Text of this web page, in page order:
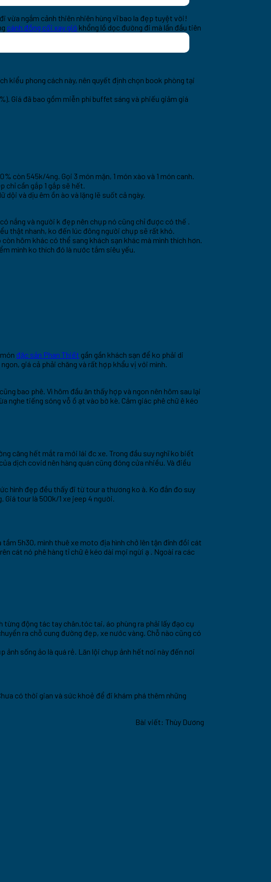
vừa ngắm cảnh thiên nhiên hùng vĩ bao la đẹp tuyệt vời!
cánh đồng cối xay gió khổng lồ dọc đường đi mà lần đầu tiên
kiểu phong cách này, nên quyết định chọn book phòng tại
Giá đã bao gồm miễn phí buffet sáng và phiếu giảm giá
còn 545k/4ng. Gọi 3 món mặn, 1 món xào và 1 món canh.
cần gắp 1 gắp sẽ hết.
và dịu êm ồn ào và lặng lẽ suốt cả ngày.
nắng và người k đẹp nên chụp nó cũng chỉ được có thế .
thật nhanh, ko đến lúc đông người chụp sẽ rất khó.
hôm khác có thể sang khách sạn khác mà mình thích hơn.
mình ko thích đó là nước tắm siêu yếu.
đặc sản Phan Thiết gần gần khách sạn để ko phải di
giá cả phải chăng và rất hợp khẩu vị với mình.
bao phê. Vì hôm đầu ăn thấy hợp và ngon nên hôm sau lại
nghe tiếng sóng vỗ ồ ạt vào bờ kè. Cảm giác phê chữ ê kéo
căng hết mắt ra mới lái đc xe. Trong đầu suy nghĩ ko biết
dịch covid nên hàng quán cũng đóng cửa nhiều. Và điều
hình đẹp đều thấy đi từ tour a thương ko à. Ko đắn đo suy
Giá tour là 500k/1 xe jeep 4 người.
5h30, mình thuê xe moto địa hình chở lên tận đỉnh đồi cát
cát nó phê hàng tỉ chữ ê kéo dài mọi ngừi ạ . Ngoài ra các
từng động tác tay chân,tóc tai, áo phùng ra phải lấy đạo cụ
ra chỗ cung đường đẹp, xe nước vàng. Chỗ nào cũng có
sống ảo là quá rẻ. Lăn lội chụp ảnh hết nơi này đến nơi
có thời gian và sức khoẻ để đi khám phá thêm những
Bài viết: Thùy Dương